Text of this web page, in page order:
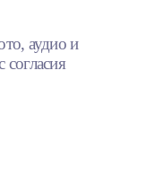
аудио и